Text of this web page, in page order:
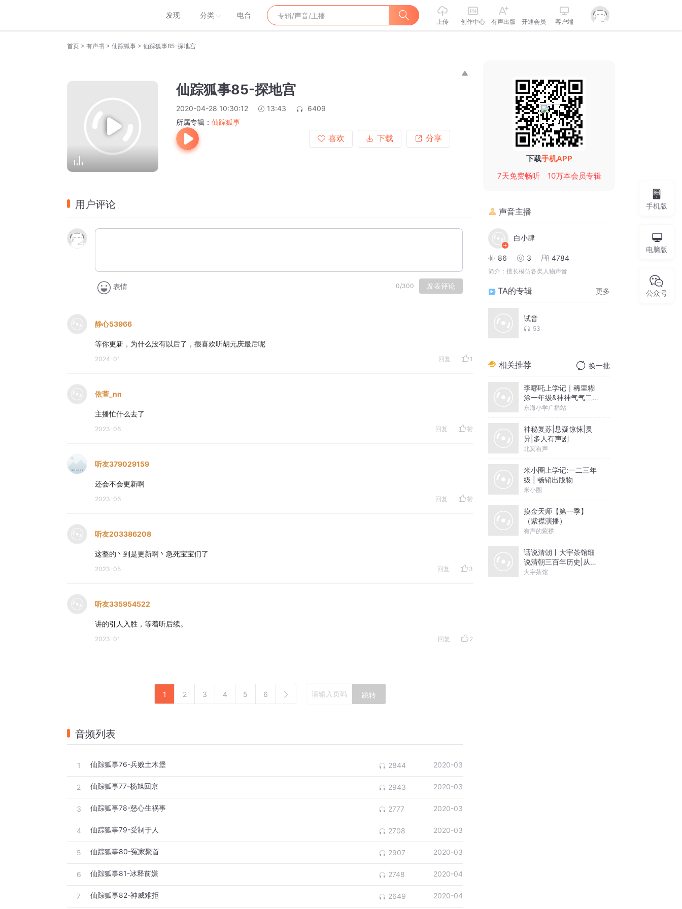
发现 分类 电台
上传 创作中心 有声出版 开通会员 客户端
首页 > 有声书 > 仙踪狐事 > 仙踪狐事85-探地宫
仙踪狐事85-探地宫
2020-04-28 10:30:12 13:43
6409
所属专辑： 仙踪狐事
喜欢
下载 分享
用户评论
表情 0/300 发表评论
静心53966
等你更新，为什么没有以后了，很喜欢听胡元庆最后呢
2024-01 回复 1
依萱_nn
主播忙什么去了
2023-06 回复 赞
听友379029159
还会不会更新啊
2023-06 回复 赞
听友203386208
这整的丶到是更新啊丶急死宝宝们了
2023-05 回复 3
听友335954522
讲的引人入胜，等着听后续。
2023-01 回复 2
1 2 3 4 5 6 跳转
音频列表
1 仙踪狐事76-兵败土木堡 2844 2020-03
2 仙踪狐事77-杨旭回京 2943 2020-03
3 仙踪狐事78-慈心生祸事 2777 2020-03
4 仙踪狐事79-受制于人 2708 2020-03
5 仙踪狐事80-冤家聚首 2907 2020-03
6 仙踪狐事81-冰释前嫌 2748 2020-04
7 仙踪狐事82-神威难拒 2649 2020-04
下载手机APP
7天免费畅听
10万本会员专辑
声音主播
白小肆
86 3 4784
简介： 擅长模仿各类人物声音
TA的专辑 更多
试音
53
相关推荐 换一批
李哪吒上学记｜稀里糊
涂一年级&神神气气二年
级
东海小学广播站
神秘复苏|悬疑惊悚|灵
异|多人有声剧
北冥有声
米小圈上学记:一二三年
级 | 畅销出版物
米小圈
摸金天师【第一季】
（紫襟演播）
有声的紫襟
话说清朝丨大宇茶馆细
说清朝三百年历史|从努
尔哈赤到末代皇帝溥仪|
大宇茶馆
手机版
电脑版
公众号